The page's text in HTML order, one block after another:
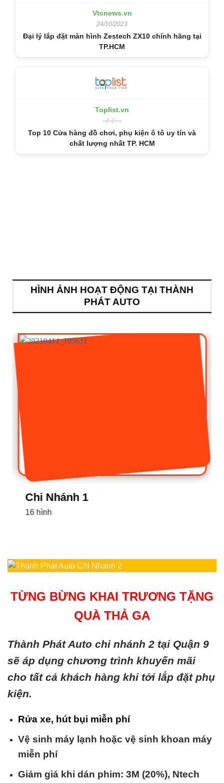
Vtcnews.vn
24/10/2023
Đại lý lắp đặt màn hình Zestech ZX10 chính hãng tại
TP.HCM
Toplist.vn
--/--/----
Top 10 Cửa hàng đồ chơi, phụ kiện ô tô uy tín và
chất lượng nhất TP. HCM
HÌNH ẢNH HOẠT ĐỘNG TẠI THÀNH
PHÁT AUTO
Chi Nhánh 1
16 hình
TỪNG BỪNG KHAI TRƯƠNG TẶNG
QUÀ THẢ GA
Thành Phát Auto chi nhánh 2 tại Quận 9
sẽ áp dụng chương trình khuyến mãi
cho tất cả khách hàng khi tới lắp đặt phụ
kiện.
Rửa xe, hút bụi miễn phí
Vệ sinh máy lạnh hoặc vệ sinh khoan máy
miễn phí
Giảm giá khi dán phim: 3M (20%), Ntech